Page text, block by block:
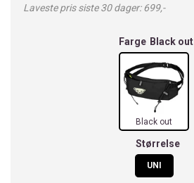
Laveste pris siste 30 dager: 699,-
Farge Black out
Black out
Størrelse
UNI